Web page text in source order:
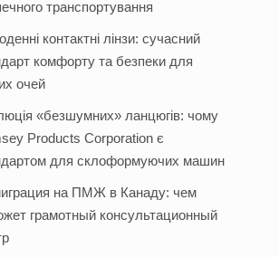
транспортування
контактні лінзи: сучасний
комфорту та безпеки для
очей
«безшумних» ланцюгів: чому
Products Corporation є
для склоформуючих машин
на ПМЖ в Канаду: чем
грамотный консультационный